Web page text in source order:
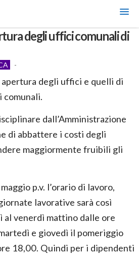
degli uffici comunali di
-
degli uffici e quelli di
comunali.
dall’Amministrazione
di abbattere i costi degli
maggiormente fruibili gli
p.v. l’orario di lavoro,
lavorative sarà così
venerdì mattino dalle ore
e giovedì il pomeriggio
18,00. Quindi per i dipendenti